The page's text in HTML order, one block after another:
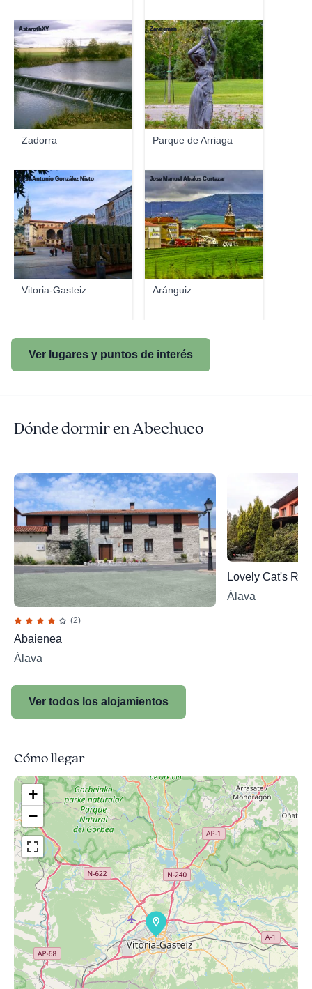
Zadorra
AstarothXY
Parque de Arriaga
Zarateman
Vitoria-Gasteiz
José Antonio González Nieto
Aránguiz
Jose Manuel Abalos Cortazar
Ver lugares y puntos de interés
Dónde dormir en Abechuco
(2)
Abaienea
Álava
Lovely Cat's
Álava
Ver todos los alojamientos
Cómo llegar
+
−